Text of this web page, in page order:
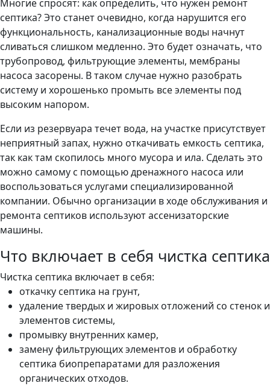
Многие спросят: как определить, что нужен ремонт
септика? Это станет очевидно, когда нарушится его
функциональность, канализационные воды начнут
сливаться слишком медленно. Это будет означать, что
трубопровод, фильтрующие элементы, мембраны
насоса засорены. В таком случае нужно разобрать
систему и хорошенько промыть все элементы под
высоким напором.
Если из резервуара течет вода, на участке присутствует
неприятный запах, нужно откачивать емкость септика,
так как там скопилось много мусора и ила. Сделать это
можно самому с помощью дренажного насоса или
воспользоваться услугами специализированной
компании. Обычно организации в ходе обслуживания и
ремонта септиков используют ассенизаторские
машины.
Что включает в себя чистка септика
Чистка септика включает в себя:
откачку септика на грунт,
удаление твердых и жировых отложений со стенок и
элементов системы,
промывку внутренних камер,
замену фильтрующих элементов и обработку
септика биопрепаратами для разложения
органических отходов.